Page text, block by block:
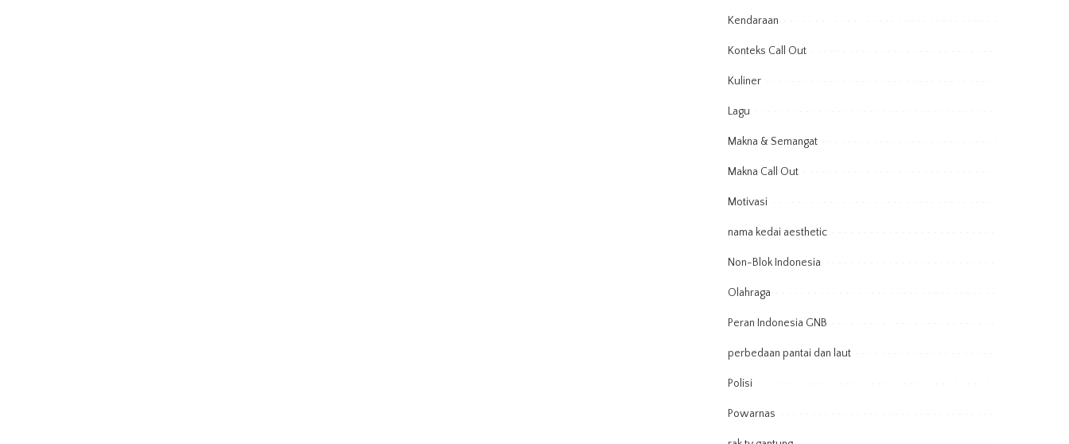
Kendaraan
Konteks Call Out
Kuliner
Lagu
Makna & Semangat
Makna Call Out
Motivasi
nama kedai aesthetic
Non-Blok Indonesia
Olahraga
Peran Indonesia GNB
perbedaan pantai dan laut
Polisi
Powarnas